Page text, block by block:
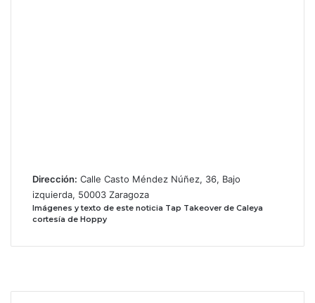
Dirección: Calle Casto Méndez Núñez, 36, Bajo
izquierda, 50003 Zaragoza
Imágenes y texto de este noticia Tap Takeover de Caleya
cortesía de Hoppy